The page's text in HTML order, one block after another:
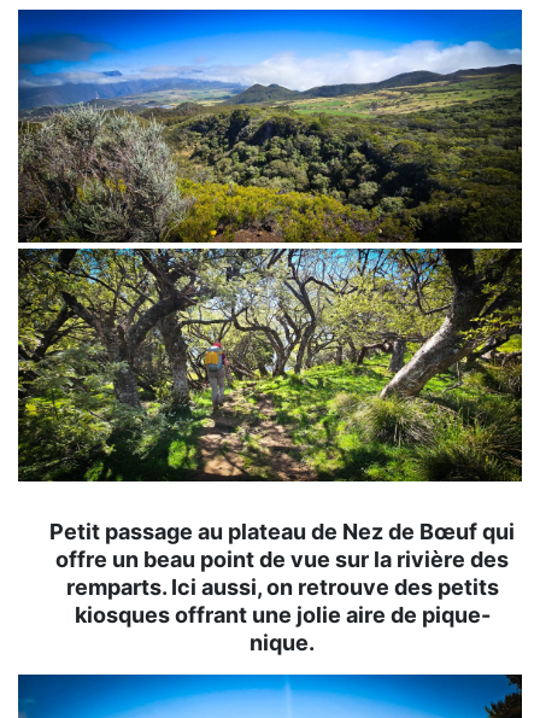
Petit passage au plateau de Nez de Bœuf qui
offre un beau point de vue sur la rivière des
remparts. Ici aussi, on retrouve des petits
kiosques offrant une jolie aire de pique-
nique.